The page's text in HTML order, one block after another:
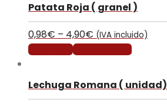
Patata Roja ( granel )
0,98€ – 4,90€ (IVA incluido)
Quick ViewSelect options
Lechuga Romana ( unidad)